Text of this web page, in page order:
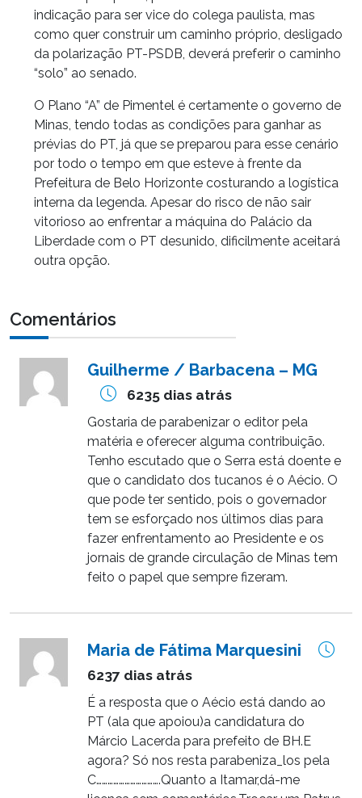
indicação para ser vice do colega paulista, mas
como quer construir um caminho próprio, desligado
da polarização PT-PSDB, deverá preferir o caminho
“solo” ao senado.
O Plano “A” de Pimentel é certamente o governo de
Minas, tendo todas as condições para ganhar as
prévias do PT, já que se preparou para esse cenário
por todo o tempo em que esteve à frente da
Prefeitura de Belo Horizonte costurando a logística
interna da legenda. Apesar do risco de não sair
vitorioso ao enfrentar a máquina do Palácio da
Liberdade com o PT desunido, dificilmente aceitará
outra opção.
Comentários
Guilherme / Barbacena – MG
6235 dias atrás
Gostaria de parabenizar o editor pela
matéria e oferecer alguma contribuição.
Tenho escutado que o Serra está doente e
que o candidato dos tucanos é o Aécio. O
que pode ter sentido, pois o governador
tem se esforçado nos últimos dias para
fazer enfrentamento ao Presidente e os
jornais de grande circulação de Minas tem
feito o papel que sempre fizeram.
Maria de Fátima Marquesini
6237 dias atrás
É a resposta que o Aécio está dando ao
PT (ala que apoiou)a candidatura do
Márcio Lacerda para prefeito de BH.E
agora? Só nos resta parabeniza_los pela
C…………………………….Quanto a Itamar,dá-me